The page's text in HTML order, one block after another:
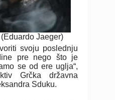
Jaeger)
svoju poslednju
pre nego što je
se od ere uglja“,
Grčka državna
Sduku.